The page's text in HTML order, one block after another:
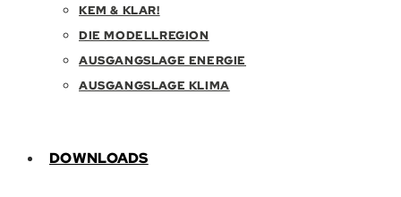
KEM & KLAR!
DIE MODELLREGION
AUSGANGSLAGE ENERGIE
AUSGANGSLAGE KLIMA
DOWNLOADS